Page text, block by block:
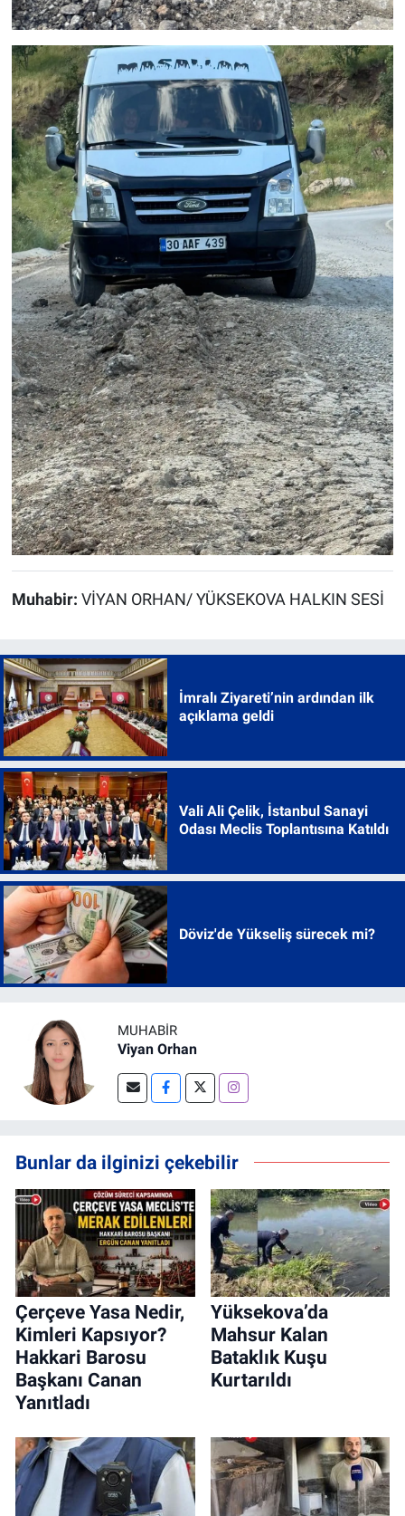
Muhabir: VİYAN ORHAN/ YÜKSEKOVA HALKIN SESİ
İmralı Ziyareti’nin ardından ilk
açıklama geldi
Vali Ali Çelik, İstanbul Sanayi
Odası Meclis Toplantısına Katıldı
Döviz'de Yükseliş sürecek mi?
MUHABIR
Viyan Orhan
Bunlar da ilginizi çekebilir
Çerçeve Yasa Nedir,
Kimleri Kapsıyor?
Hakkari Barosu
Başkanı Canan
Yanıtladı
Yüksekova’da
Mahsur Kalan
Bataklık Kuşu
Kurtarıldı